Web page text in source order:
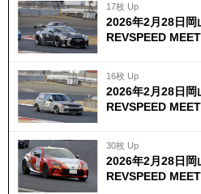
17枚 Up
2026年2月28日岡
REVSPEED
16枚 Up
2026年2月28日岡
REVSPEED
30枚 Up
2026年2月28日岡
REVSPEED